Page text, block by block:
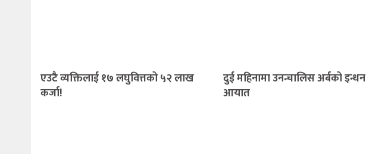
एउटै व्यक्तिलाई १७ लघुवित्तको ५२ लाख
कर्जा!
दुई महिनामा उनन्चालिस अर्बको इन्धन
आयात